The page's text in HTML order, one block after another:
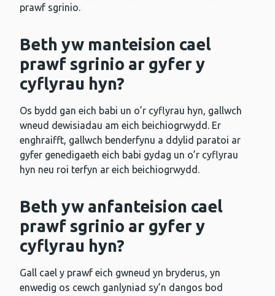
prawf sgrinio.
Beth yw manteision cael
prawf sgrinio ar gyfer y
cyflyrau hyn?
Os bydd gan eich babi un o’r cyflyrau hyn, gallwch
wneud dewisiadau am eich beichiogrwydd. Er
enghraifft, gallwch benderfynu a ddylid paratoi ar
gyfer genedigaeth eich babi gydag un o’r cyflyrau
hyn neu roi terfyn ar eich beichiogrwydd.
Beth yw anfanteision cael
prawf sgrinio ar gyfer y
cyflyrau hyn?
Gall cael y prawf eich gwneud yn bryderus, yn
enwedig os cewch ganlyniad sy’n dangos bod